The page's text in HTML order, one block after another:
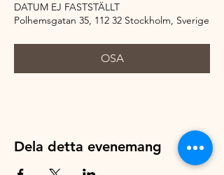
DATUM EJ FASTSTÄLLT
Polhemsgatan 35, 112 32 Stockholm, Sverige
OSA
Dela detta evenemang